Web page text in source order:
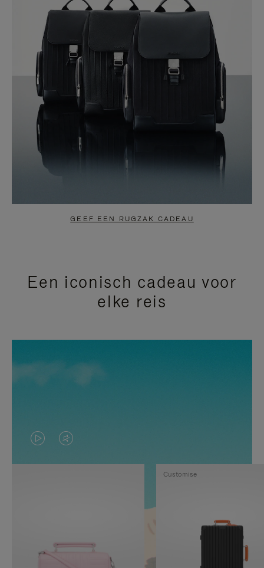
GEEF EEN RUGZAK CADEAU
Een iconisch cadeau voor
elke reis
VIDEO
IS
GEPAUZEERD,
OP
HET
GELUID
Customise